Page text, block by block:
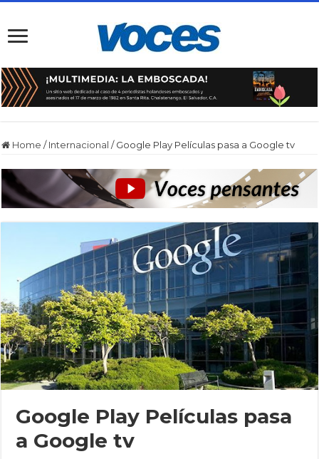
Home / Internacional / Google Play Películas pasa a Google tv
Google Play Películas pasa
a Google tv